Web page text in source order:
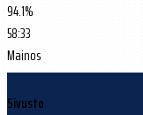
94.1%
58:33
Mainos
Sivusto